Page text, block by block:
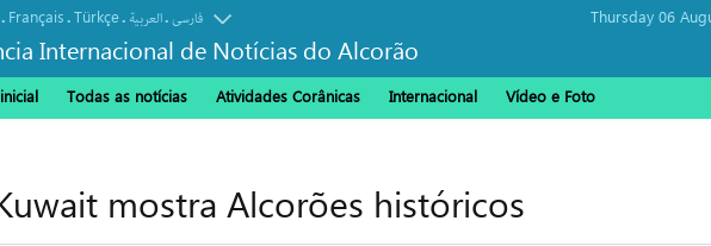
. Français.Türkçe. العربیة.فارسی
Internacional de Notícias do Alcorão
Thursday 06
Todas as notícias Atividades Corânicas Internacional Vídeo e Foto
mostra Alcorões históricos